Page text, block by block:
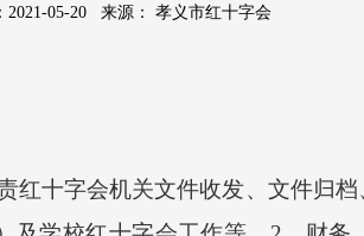
2021-05-20 来源： 孝义市红十字会
十字会机关文件收发、文件归档